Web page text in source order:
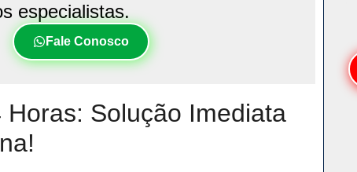
especialistas.
Fale Conosco
Solução Imediata